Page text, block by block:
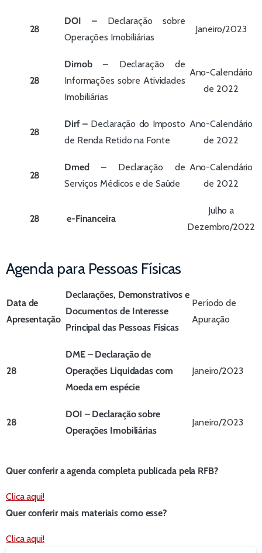
28
DOI – Declaração sobre
Operações Imobiliárias
Janeiro/2023
28
Dimob – Declaração de
Informações sobre Atividades
Imobiliárias
Ano-Calendário
de 2022
28
Dirf – Declaração do Imposto
de Renda Retido na Fonte
Ano-Calendário
de 2022
28
Dmed – Declaração de
Serviços Médicos e de Saúde
Ano-Calendário
de 2022
28 e-Financeira
Julho a
Dezembro/2022
Agenda para Pessoas Físicas
Data de
Apresentação
Declarações, Demonstrativos e
Documentos de Interesse
Principal das Pessoas Físicas
Período de
Apuração
28
DME – Declaração de
Operações Liquidadas com
Moeda em espécie
Janeiro/2023
28
DOI – Declaração sobre
Operações Imobiliárias
Janeiro/2023
Quer conferir a agenda completa publicada pela RFB?
Clica aqui!
Quer conferir mais materiais como esse?
Clica aqui!